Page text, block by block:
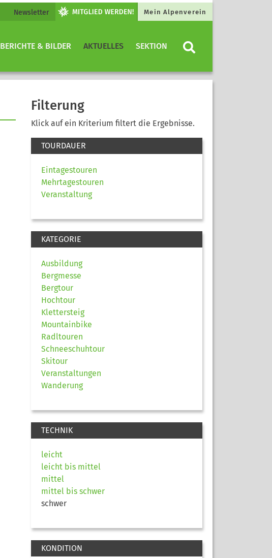
Newsletter Mein Alpenverein
BERICHTE & BILDER AKTUELLES SEKTION
Filterung
Klick auf ein Kriterium filtert die Ergebnisse.
TOURDAUER
Eintagestouren
Mehrtagestouren
Veranstaltung
KATEGORIE
Ausbildung
Bergmesse
Bergtour
Hochtour
Klettersteig
Mountainbike
Radltouren
Schneeschuhtour
Skitour
Veranstaltungen
Wanderung
TECHNIK
leicht
leicht bis mittel
mittel
mittel bis schwer
schwer
KONDITION